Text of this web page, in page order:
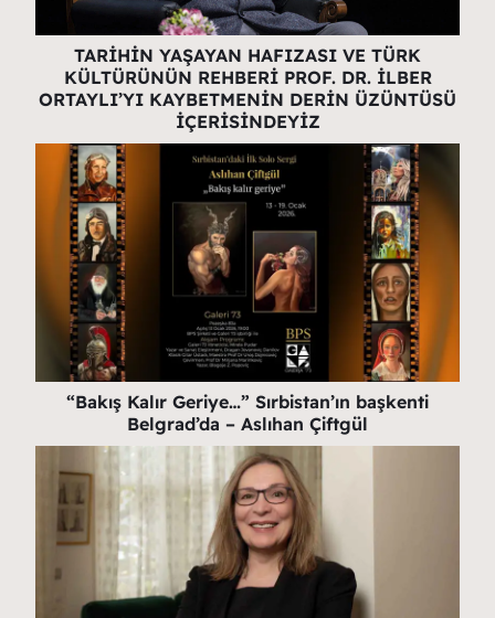
TARİHİN YAŞAYAN HAFIZASI VE TÜRK
KÜLTÜRÜNÜN REHBERİ PROF. DR. İLBER
ORTAYLI’YI KAYBETMENİN DERİN ÜZÜNTÜSÜ
İÇERİSİNDEYİZ
“Bakış Kalır Geriye…” Sırbistan’ın başkenti
Belgrad’da – Aslıhan Çiftgül